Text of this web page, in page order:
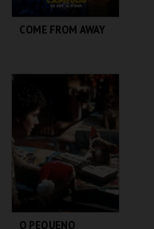
COME FROM AWAY
MAIS INFO
COMPRAR
O PEQUENO